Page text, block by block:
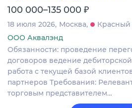
100 000–135 000 ₽
18 июля 2026 Москва
Красный
ООО Аквалэнд
Обязанности: проведение
договоров ведение
работа с текущей базой
партнеров Требования:
торговым представителем…